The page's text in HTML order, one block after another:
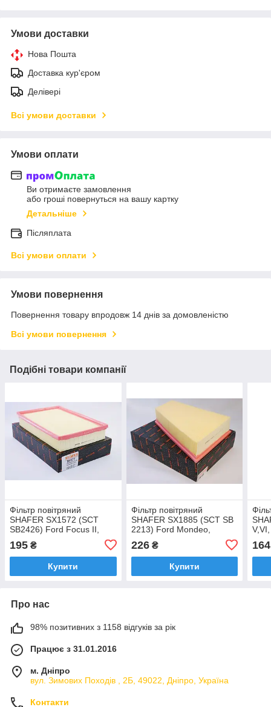
Умови доставки
Нова Пошта
Доставка кур'єром
Делівері
Всі умови доставки
Умови оплати
Ви отримаєте замовлення
або гроші повернуться на вашу картку
Детальніше
Післяплата
Всі умови оплати
Умови повернення
Повернення товару впродовж 14 днів за домовленістю
Всі умови повернення
Подібні товари компанії
Фільтр повітряний
SHAFER SX1572 (SCT
SB2426) Ford Focus II,
Focus C-Max, Volvo C30,
S40, V50, 1.4-2.0, 03-12
195 ₴
Купити
Фільтр повітряний
SHAFER SX1885 (SCT SB
2213) Ford Mondeo,
Galaxy, S-Max, Volvo S80,
V70, 1.6-2.3, 06-12
226₴
Купити
164
Про нас
98% позитивних з 1158 відгуків за рік
Працює з 31.01.2016
м. Дніпро
вул. Зимових Походiв , 2Б, 49022, Дніпро, Україна
Контакти